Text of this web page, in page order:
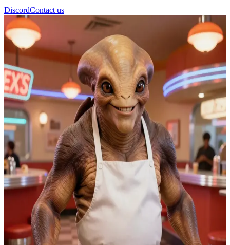
DiscordContact us
Dexter Jettster
Dexter Jettster - ông chủ quán ăn người Besalisk vui tính